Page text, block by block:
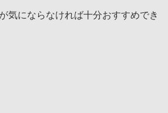
気にならなければ十分おすすめでき